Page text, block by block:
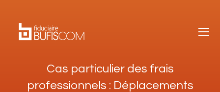
Cas particulier des frais
professionnels : Déplacements